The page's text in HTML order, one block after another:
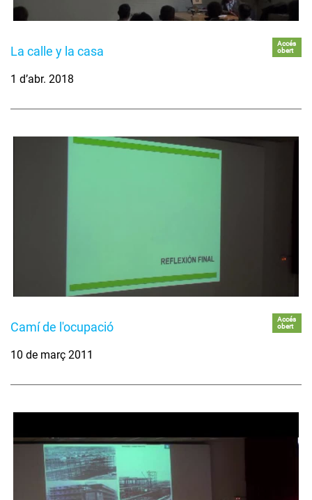
La calle y la casa
Accés
obert
1 d’abr. 2018
Camí de l'ocupació
Accés
obert
10 de març 2011